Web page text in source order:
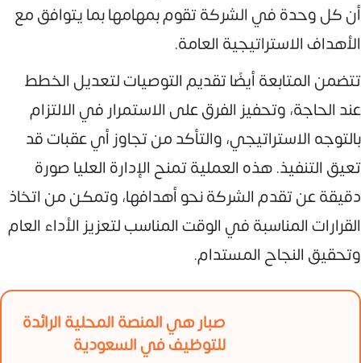
أن كل وحدة في الشركة تقوم بمهامها بما يتوافق مع
الأهداف الاستراتيجية العامة.
تتضمن المتابعة أيضًا تقديم التوصيات لتعديل الخطط
عند الحاجة، وتحفيز الفرق على الاستمرار في الالتزام
بالتوجه الاستراتيجي، والتأكد من تجاوز أي عقبات قد
تعيق التنفيذ. هذه العملية تمنح الإدارة العليا صورة
دقيقة عن تقدم الشركة نحو أهدافها، وتمكن من اتخاذ
القرارات المناسبة في الوقت المناسب لتعزيز الأداء العام
وتحقيق النجاح المستدام.
صبار هي المنصة المحلية الرائدة
للتوظيف في السعودية